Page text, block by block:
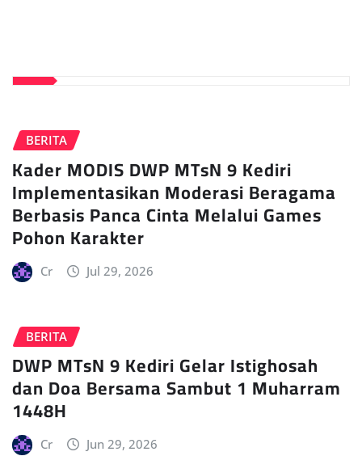
BERITA
Kader MODIS DWP MTsN 9 Kediri
Implementasikan Moderasi Beragama
Berbasis Panca Cinta Melalui Games
Pohon Karakter
Cr Jul 29, 2026
BERITA
DWP MTsN 9 Kediri Gelar Istighosah
dan Doa Bersama Sambut 1 Muharram
1448H
Cr Jun 29, 2026